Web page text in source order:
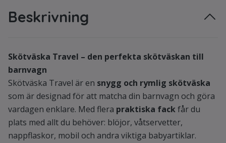
Beskrivning
Skötväska Travel – den perfekta skötväskan till
barnvagn
Skötväska Travel är en snygg och rymlig skötväska
som är designad för att matcha din barnvagn och göra
vardagen enklare. Med flera praktiska fackfår du
plats med allt du behöver: blöjor, våtservetter,
nappflaskor, mobil och andra viktiga babyartiklar.